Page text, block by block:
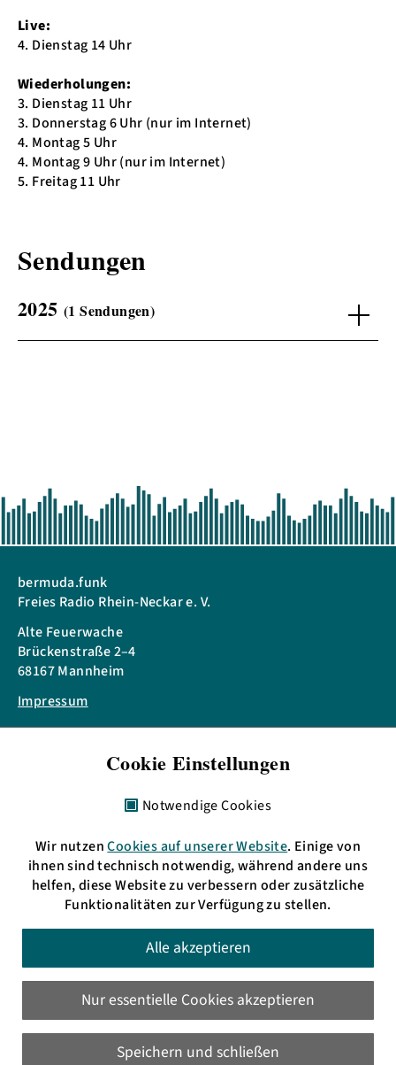
Live:
4. Dienstag 14 Uhr
Wiederholungen:
3. Dienstag 11 Uhr
3. Donnerstag 6 Uhr (nur im Internet)
4. Montag 5 Uhr
4. Montag 9 Uhr (nur im Internet)
5. Freitag 11 Uhr
Sendungen
2025 (1 Sendungen)
bermuda.funk
Freies Radio Rhein-Neckar e. V.
Alte Feuerwache
Brückenstraße 2–4
68167 Mannheim
Impressum
info(at)bermudafunk.org
Di., Mi. & Do. 11:00 bis 13:00 Uhr
sowie nach Vereinbarung
oder imLivestream
Cookie Einstellungen
Notwendige Cookies
Wir nutzenCookies auf unserer Website. Einige von
ihnen sind technisch notwendig, während andere uns
helfen, diese Website zu verbessern oder zusätzliche
Funktionalitäten zur Verfügung zu stellen.
Alle akzeptieren
Nur essentielle Cookies akzeptieren
Speichern und schließen